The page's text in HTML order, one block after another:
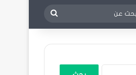
بحث
عن